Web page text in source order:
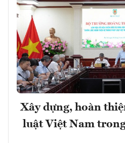
Xây dựng, hoàn
luật Việt Nam